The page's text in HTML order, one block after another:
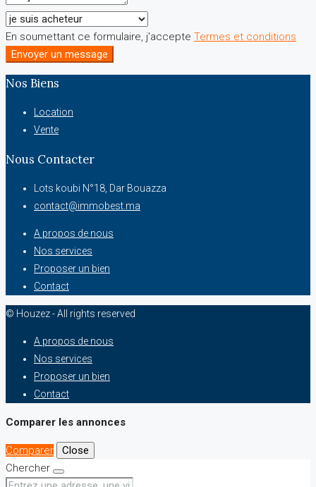
En soumettant ce formulaire, j'accepte Termes et conditions
Envoyer un message
Nos Biens
Location
Vente
Nous Contacter
Lots koubi N°18, Dar Bouazza
contact@immobest.ma
A propos de nous
Nos services
Proposer un bien
Contact
© Houzez - All rights reserved
A propos de nous
Nos services
Proposer un bien
Contact
Comparer les annonces
Comparer
Close
Chercher